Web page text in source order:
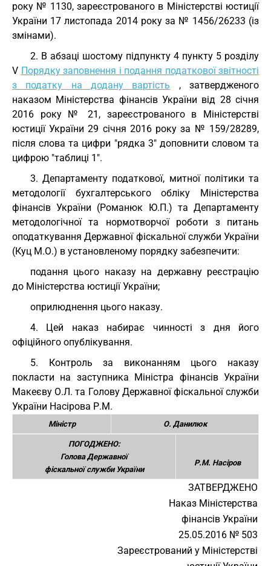
року № 1130, зареєстрованого в Міністерстві юстиції
України 17 листопада 2014 року за № 1456/26233 (із
змінами).
2. В абзаці шостому підпункту 4 пункту 5 розділу
V Порядку заповнення і подання податкової звітності
з податку на додану вартість , затвердженого
наказом Міністерства фінансів України від 28 січня
2016 року № 21, зареєстрованого в Міністерстві
юстиції України 29 січня 2016 року за № 159/28289,
після слова та цифри "рядка 3" доповнити словом та
цифрою "таблиці 1".
3. Департаменту податкової, митної політики та
методології бухгалтерського обліку Міністерства
фінансів України (Романюк Ю.П.) та Департаменту
методологічної та нормотворчої роботи з питань
оподаткування Державної фіскальної служби України
(Куц М.О.) в установленому порядку забезпечити:
подання цього наказу на державну реєстрацію
до Міністерства юстиції України;
оприлюднення цього наказу.
4. Цей наказ набирає чинності з дня його
офіційного опублікування.
5. Контроль за виконанням цього наказу
покласти на заступника Міністра фінансів України
Макеєву О.Л. та Голову Державної фіскальної служби
України Насірова Р.М.
Міністр О. Данилюк
ПОГОДЖЕНО:
Голова Державної
фіскальної служби України
Р.М. Насіров
ЗАТВЕРДЖЕНО
Наказ Міністерства
фінансів України
25.05.2016 № 503
Зареєстрований у Міністерстві